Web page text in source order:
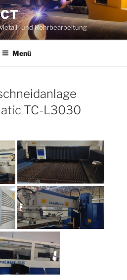
und Rohrbearbeitung
Menü
TC-L3030